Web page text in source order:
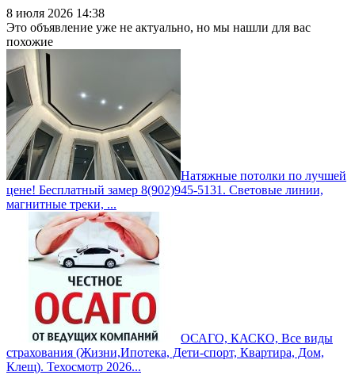
8 июля 2026 14:38
Это объявление уже не актуально, но мы нашли для вас
похожие
Натяжные потолки по лучшей
цене! Бесплатный замер 8(902)945-5131. Световые линии,
магнитные треки, ...
ОСАГО, КАСКО, Все виды
страхования (Жизни,Ипотека, Дети-спорт, Квартира, Дом,
Клещ). Техосмотр 2026...